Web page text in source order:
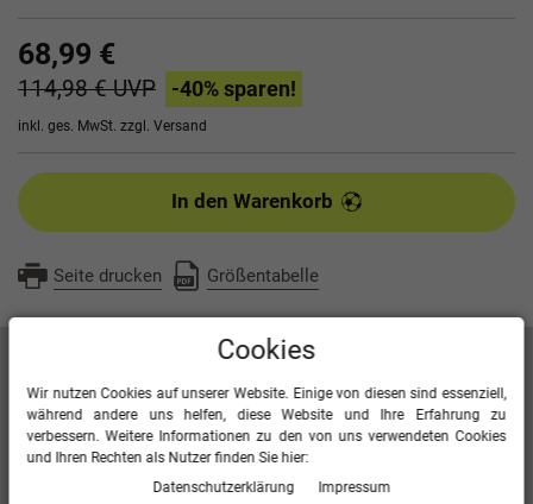
68,99 €
114,98 €UVP -40% sparen!
inkl. ges. MwSt. zzgl. Versand
In den Warenkorb
Seite drucken Größentabelle
Artikelbeschreibung
Kontrasteinsatz in Wabenstruktur
Seitentaschen mit Reißverschluss
Bonded-Polyester-Fleece
Cookies
Wir nutzen Cookies auf unserer Website. Einige von diesen sind essenziell,
während andere uns helfen, diese Website und Ihre Erfahrung zu
verbessern. Weitere Informationen zu den von uns verwendeten Cookies
und Ihren Rechten als Nutzer finden Sie hier:
Daten­schutz­erklärung
Impressum